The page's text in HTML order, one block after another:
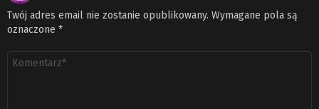
Twój adres email nie zostanie opublikowany. Wymagane pola są
oznaczone *
Komentarz